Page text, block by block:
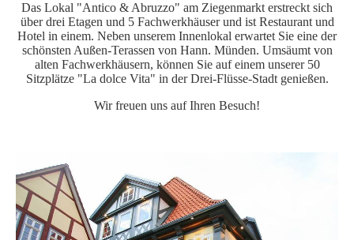
Das Lokal "Antico & Abruzzo" am Ziegenmarkt erstreckt sich
über drei Etagen und 5 Fachwerkhäuser und ist Restaurant und
Hotel in einem. Neben unserem Innenlokal erwartet Sie eine der
schönsten Außen-Terassen von Hann. Münden. Umsäumt von
alten Fachwerkhäusern, können Sie auf einem unserer 50
Sitzplätze "La dolce Vita" in der Drei-Flüsse-Stadt genießen.
Wir freuen uns auf Ihren Besuch!